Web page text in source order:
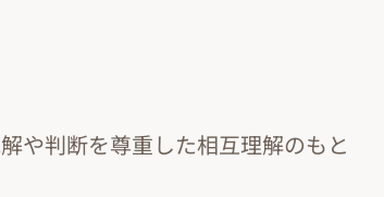
や判断を尊重した相互理解のもと